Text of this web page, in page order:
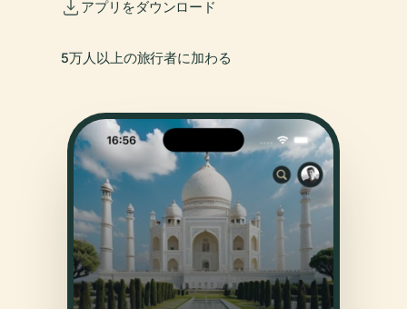
アプリをダウンロード
5万人以上の旅行者に加わる